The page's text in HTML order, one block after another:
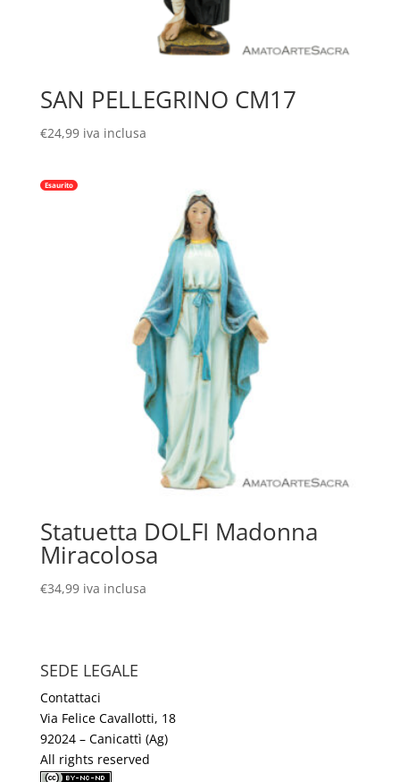
SAN PELLEGRINO CM17
€24,99 iva inclusa
Esaurito
Statuetta DOLFI Madonna
Miracolosa
€34,99 iva inclusa
SEDE LEGALE
Contattaci
Via Felice Cavallotti, 18
92024 – Canicattì (Ag)
All rights reserved